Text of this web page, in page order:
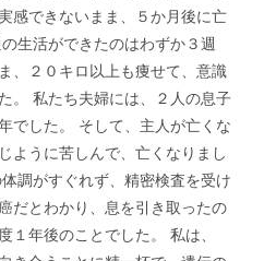
感できないまま、５か月後に亡
生活ができたのはわずか３週
、２０キロ以上も痩せて、意識
。 私たち夫婦には、２人の息子
でした。 そして、主人が亡くな
ように苦しんで、亡くなりまし
調がすぐれず、精密検査を受け
だとわかり、息を引き取ったの
１年後のことでした。 私は、